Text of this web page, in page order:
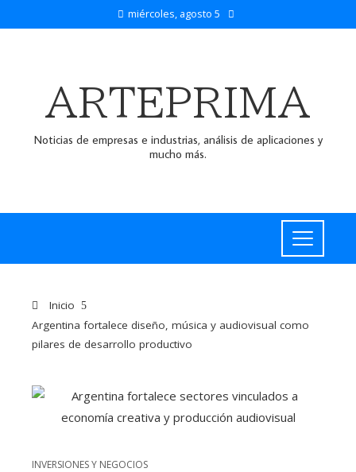
miércoles, agosto 5
ARTEPRIMA
Noticias de empresas e industrias, análisis de aplicaciones y
mucho más.
Inicio
Argentina fortalece diseño, música y audiovisual como
pilares de desarrollo productivo
INVERSIONES Y NEGOCIOS